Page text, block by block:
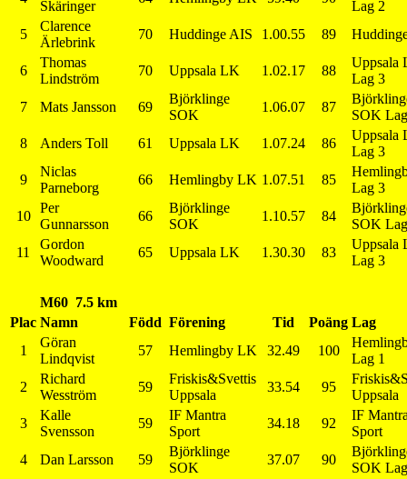
Skäringer
Lag 2
5
Clarence
Ärlebrink
70 Huddinge AIS 1.00.55 89
6
Thomas
Lindström
70 Uppsala LK 1.02.17 88
Uppsala
Lag 3
7
Mats Jansson 69
Björklinge
SOK
1.06.07 87
SOK
8
Anders Toll 61 Uppsala LK 1.07.24 86
Uppsala
Lag 3
9
Niclas
Parneborg
66 Hemlingby LK 1.07.51 85
Lag 3
10
Per
Gunnarsson
66
Björklinge
SOK
1.10.57 84
SOK
11
Gordon
Woodward
65 Uppsala LK 1.30.30 83
Uppsala
Lag 3
M60 7.5 km
Plac Namn Född Förening Tid Poäng Lag
1
Göran
Lindqvist
57 Hemlingby LK 32.49 100
Lag 1
2
Richard
Wesström
59
Friskis&Svettis
Uppsala
33.54 95
Uppsala
3
Kalle
Svensson
59
IF Mantra
Sport
34.18 92
IF
Sport
4
Dan Larsson 59
Björklinge
SOK
37.07 90
SOK